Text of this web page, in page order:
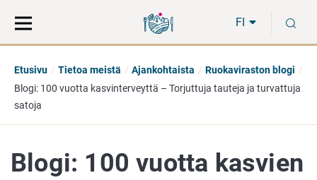
suoraan
sisältöön
koko
sivuston
FI
Etusivu Tietoa meistä Ajankohtaista
Ruokaviraston blogi
Blogi: 100 vuotta kasvinterveyttä – Torjuttuja tauteja ja turvattuja
satoja
Blogi: 100 vuotta kasvien